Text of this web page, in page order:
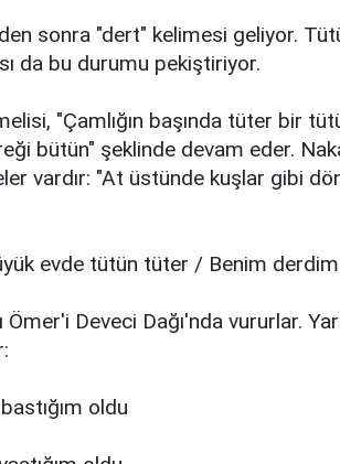
sonra "dert" kelimesi geliyor.
da bu durumu pekiştiriyor.
"Çamlığın başında tüter bir
bütün" şeklinde devam eder.
vardır: "At üstünde kuşlar gibi
evde tütün tüter / Benim
Ömer'i Deveci Dağı'nda vururlar.
oldu